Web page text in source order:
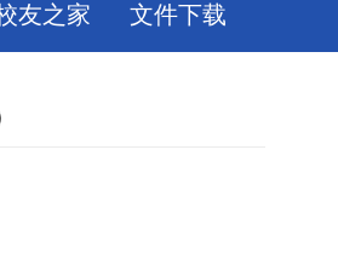
友之家 文件下载